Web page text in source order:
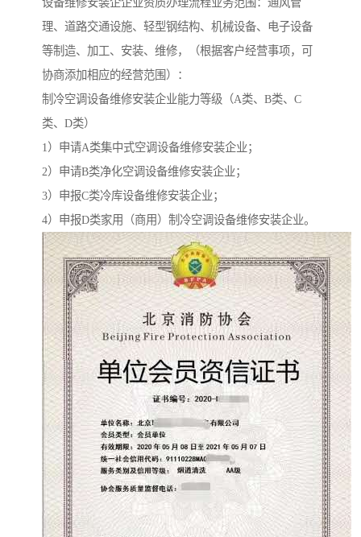
设备维修安装企企业资质办理流程业务范围：通风管
理、道路交通设施、轻型钢结构、机械设备、电子设备
等制造、加工、安装、维修，（根据客户经营事项，可
协商添加相应的经营范围）：
制冷空调设备维修安装企业能力等级（A类、B类、C
类、D类）
1）申请A类集中式空调设备维修安装企业；
2）申请B类净化空调设备维修安装企业；
3）申报C类冷库设备维修安装企业；
4）申报D类家用（商用）制冷空调设备维修安装企业。